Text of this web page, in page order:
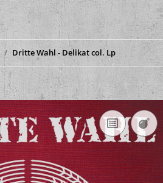
Dritte Wahl - Delikat col. Lp